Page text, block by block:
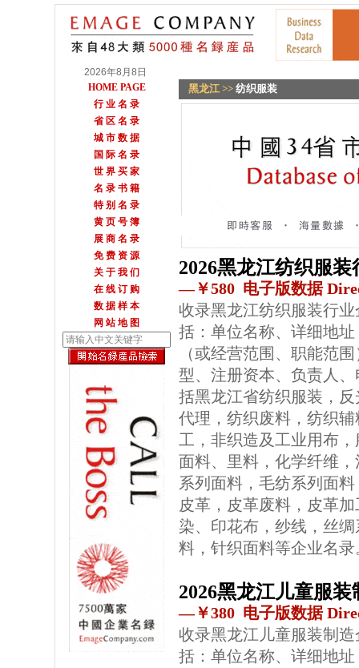
2026年8月8日
HOME PAGE
行 业 名 录
省 区 名 录
城 市 数 据
国 际 名 录
世 界 买 家
名 录 书 籍
特 别 名 录
黄 页 号 簿
展 商 名 录
免 费 资 源
关 于 我 们
在 线 订 购
数 据 样 本
网 站 地 图
黑龙江 >> 纺织服装
2026黑龙江纺织服
—￥580 电子版数据
收录黑龙江纺织服装行
括：单位名称、详细地
（或经营范围、职能范
型、注册资本、负责人
括黑龙江省纺织服装，
代理，纺织废料，纺织
工，非织造及工业用布
面料、里料，化学纤维
系列面料，毛纺系列面
皮革，皮革废料，皮革
染、印花布，纱线，丝
料，针织面料等企业名录
2026黑龙江儿童服
—￥380 电子版数据
收录黑龙江儿童服装制
括：单位名称、详细地